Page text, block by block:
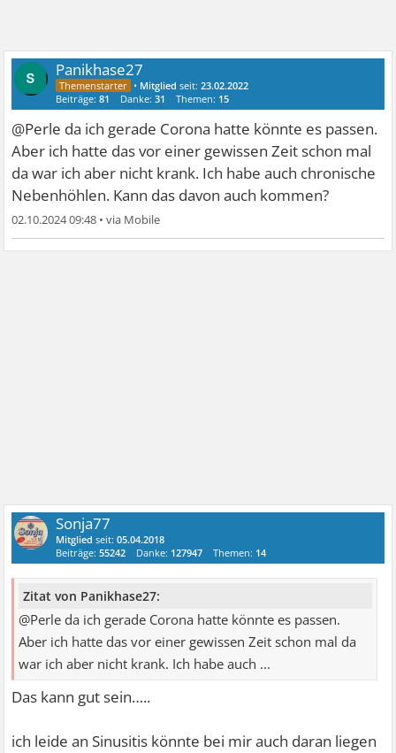
Panikhase27
• Mitglied seit:23.02.2022
Beiträge:81 Danke:31 Themen: 15
@Perle da ich gerade Corona hatte könnte es passen.
Aber ich hatte das vor einer gewissen Zeit schon mal
da war ich aber nicht krank. Ich habe auch chronische
Nebenhöhlen. Kann das davon auch kommen?
02.10.2024 09:48 •
Sonja77
Mitglied seit:05.04.2018
Beiträge:55242 Danke: 127947 Themen: 14
Zitat von Panikhase27:
@Perle da ich gerade Corona hatte könnte es passen.
Aber ich hatte das vor einer gewissen Zeit schon mal da
war ich aber nicht krank. Ich habe auch ...
Das kann gut sein…..
ich leide an Sinusitis könnte bei mir auch daran liegen